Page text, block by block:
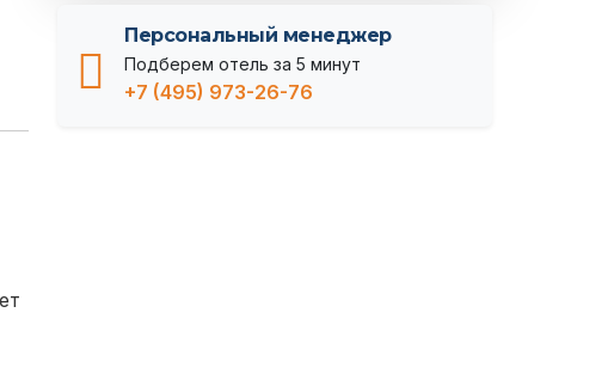
Персональный менеджер
Подберем отель за 5 минут
+7 (495) 973-26-76